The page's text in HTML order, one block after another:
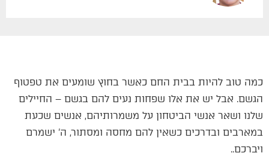
כמה טוב להיות בבית החם כאשר בחוץ שומעים את טפטוף
הגשם. אבל יש את אלו שפחות נעים להם בגשם – החיילים
שלנו ושאר אנשי הביטחון על משמרותיהם, אנשים שכעת
במארבים ובדרכים כשאין להם מחסה ומסתור, ה' ישמרם
ויברכם..